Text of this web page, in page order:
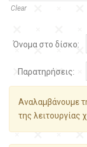
Clear
Όνομα στο δίσκο:
Παρατηρήσεις:
Αναλαμβάνουμε
της λειτουργίας